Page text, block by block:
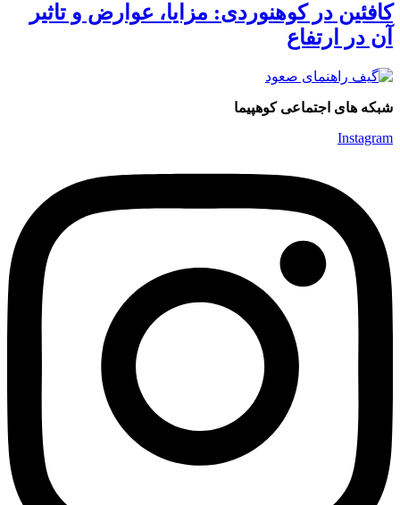
کافئین در کوهنوردی: مزایا، عوارض و تاثیر
آن در ارتفاع
شبکه های اجتماعی کوهپیما
Instagram